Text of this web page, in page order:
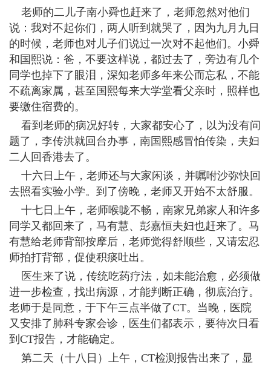
老师的二儿子南小舜也赶来了，老师忽然对他们
说：我对不起你们，两人听到就哭了，因为九月九日
的时候，老师也对儿子们说过一次对不起他们。小舜
和国熙说：爸，不要这样说，都过去了，旁边有几个
同学也掉下了眼泪，深知老师多年来公而忘私，不能
不疏离家属，甚至国熙每来大学堂看父亲时，照样也
要缴住宿费的。
看到老师的病况好转，大家都安心了，以为没有问
题了，李传洪就回台办事，南国熙感冒怕传染，夫妇
二人回香港去了。
十六日上午，老师还与大家闲谈，并嘱咐沙弥快回
去照看实验小学。到了傍晚，老师又开始不太舒服。
十七日上午，老师喉咙不畅，南家兄弟家人和许多
同学又都回来了，马有慧、彭嘉恒夫妇也赶来了。马
有慧给老师背部按摩后，老师觉得舒顺些，又请宏忍
师拍打背部，促使积痰吐出。
医生来了说，传统吃药疗法，如未能治愈，必须做
进一步检查，找出病源，才能判断正确，彻底治疗。
老师于是同意，于下午三点半做了CT。当晚，医院
又安排了肺科专家会诊，医生们都表示，要待次日看
到CT报告，才能确定。
第二天（十八日）上午，CT检测报告出来了，显